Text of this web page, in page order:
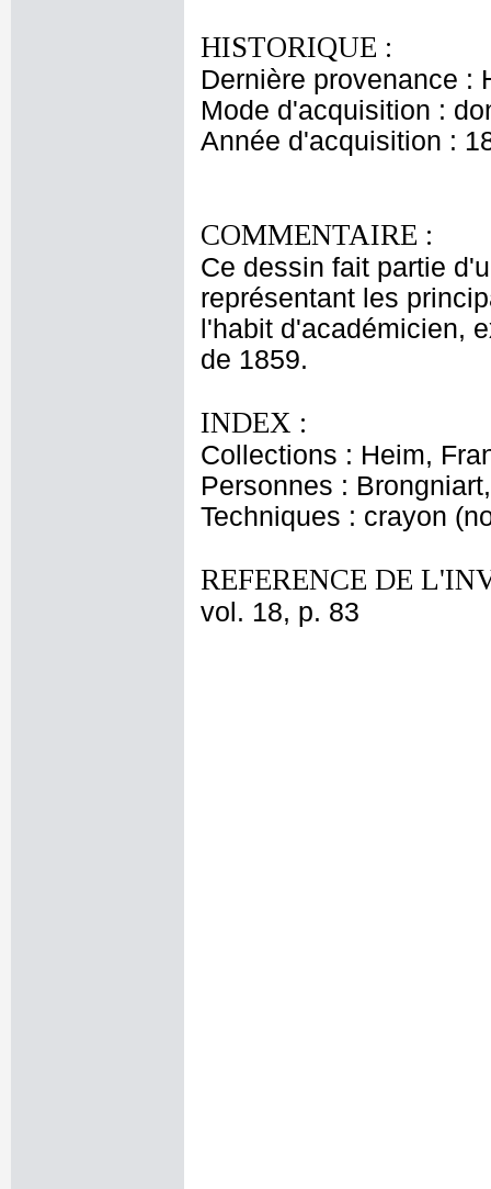
HISTORIQUE :
Dernière provenance :
Mode d'acquisition :
Année d'acquisition :
COMMENTAIRE :
Ce dessin fait partie
représentant les
l'habit d'académicien,
de 1859.
INDEX :
Collections : Heim,
Personnes :
Techniques : crayon
REFERENCE DE
vol. 18, p. 83